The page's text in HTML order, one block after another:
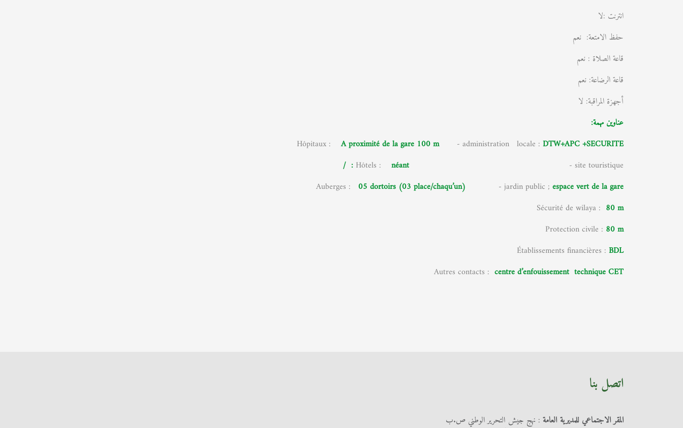
انترنت :لا
حفظ الامتعة: نعم
قاعة الصلاة : نعم
قاعة الرضاعة: نعم
أجهزة المراقبة: لا
عناوين مهمة:
Hôpitaux :A proximité de la gare 100 m- administration locale : DTW+APC +SECURITE
Hôtels : néant- site touristique
: /
Auberges : 05 dortoirs (03 place/chaqu’un) - jardin public ; espace vert de la gare
Sécurité de wilaya : 80 m
Protection civile : 80 m
Établissements financières : BDL
Autres contacts : centre d’enfouissement technique CET
اتصل بنا
المقر الاجتماعي للمديرية العامة : نهج جيش التحرير الوطني ص.ب